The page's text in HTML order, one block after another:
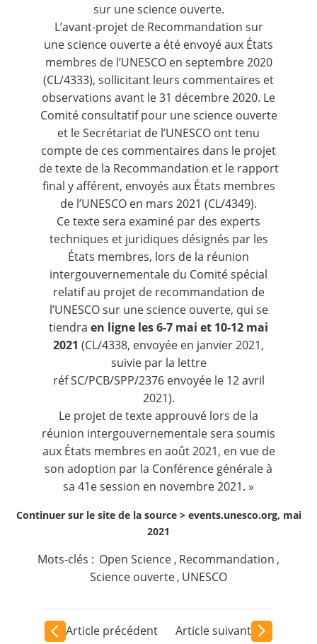
sur une science ouverte.
L’avant-projet de Recommandation sur
une science ouverte a été envoyé aux États
membres de l’UNESCO en septembre 2020
(CL/4333), sollicitant leurs commentaires et
observations avant le 31 décembre 2020. Le
Comité consultatif pour une science ouverte
et le Secrétariat de l’UNESCO ont tenu
compte de ces commentaires dans le projet
de texte de la Recommandation et le rapport
final y afférent, envoyés aux États membres
de l’UNESCO en mars 2021 (CL/4349).
Ce texte sera examiné par des experts
techniques et juridiques désignés par les
États membres, lors de la réunion
intergouvernementale du Comité spécial
relatif au projet de recommandation de
l’UNESCO sur une science ouverte, qui se
tiendra en ligne les 6-7 mai et 10-12 mai
2021 (CL/4338, envoyée en janvier 2021,
suivie par la lettre
réfSC/PCB/SPP/2376envoyée le 12 avril
2021).
Le projet de texte approuvé lors de la
réunion intergouvernementale sera soumis
aux États membres en août 2021, en vue de
son adoption par la Conférence générale à
sa 41e session en novembre 2021. »
Continuer sur le site de la source > events.unesco.org, mai
2021
Mots-clés : Open Science , Recommandation ,
Science ouverte, UNESCO
Article précédent Article suivant